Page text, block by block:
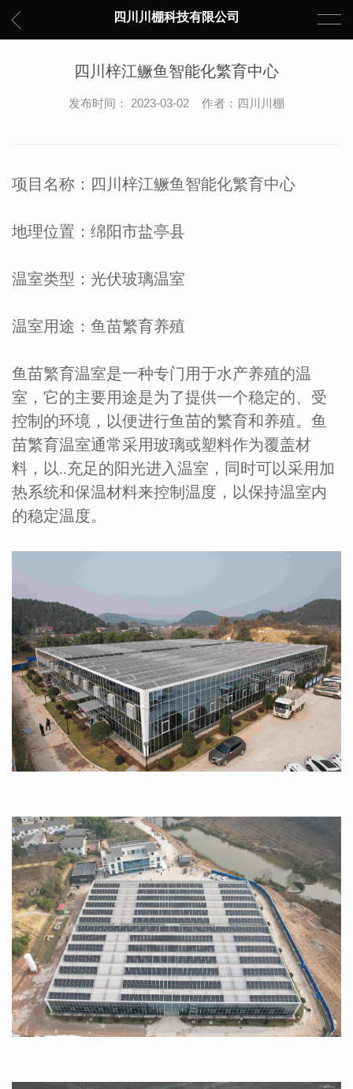
四川川棚科技有限公司
四川梓江鳜鱼智能化繁育中心
发布时间： 2023-03-02 作者：四川川棚
项目名称：四川梓江鳜鱼智能化繁育中心
地理位置：绵阳市盐亭县
温室类型：光伏玻璃温室
温室用途：鱼苗繁育养殖
鱼苗繁育温室是一种专门用于水产养殖的温
室，它的主要用途是为了提供一个稳定的、受
控制的环境，以便进行鱼苗的繁育和养殖。鱼
苗繁育温室通常采用玻璃或塑料作为覆盖材
料，以..充足的阳光进入温室，同时可以采用加
热系统和保温材料来控制温度，以保持温室内
的稳定温度。